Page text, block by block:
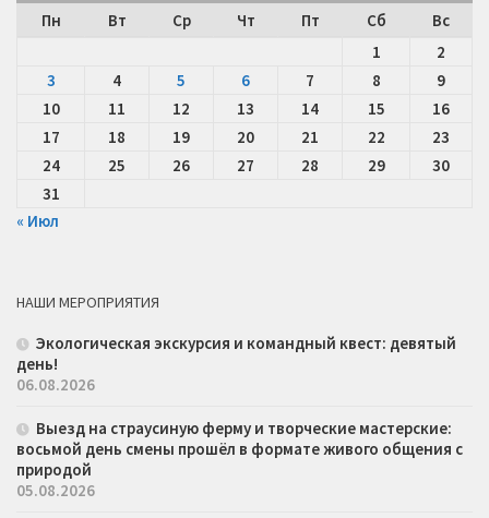
Пн
Вт Ср Чт Пт Сб
Вс
1
2
3
4 5 6 7 8
9
10
11 12 13 14 15
16
17
18 19 20 21 22
23
24
25 26 27 28 29
30
31
« Июл
НАШИ МЕРОПРИЯТИЯ
Экологическая экскурсия и командный квест: девятый
день!
06.08.2026
Выезд на страусиную ферму и творческие мастерские:
восьмой день смены прошёл в формате живого общения с
природой
05.08.2026